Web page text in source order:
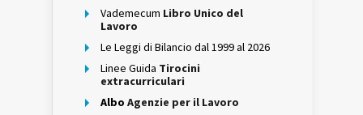
Vademecum Libro Unico del
Lavoro
Le Leggi di Bilancio dal 1999 al 2026
Linee Guida Tirocini
extracurriculari
Albo Agenzie per il Lavoro